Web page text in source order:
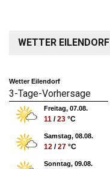
WETTER EILENDORF
Wetter Eilendorf
3-Tage-Vorhersage
Freitag, 07.08.
11 /23 °C
Samstag, 08.08.
12 /27 °C
Sonntag, 09.08.